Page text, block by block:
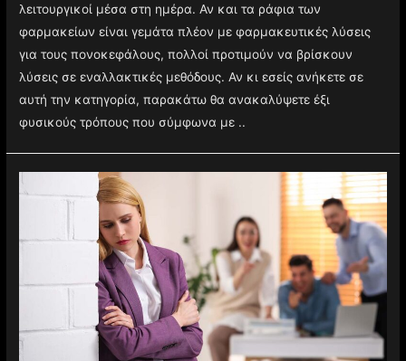
λειτουργικοί μέσα στη ημέρα. Αν και τα ράφια των
φαρμακείων είναι γεμάτα πλέον με φαρμακευτικές λύσεις
για τους πονοκεφάλους, πολλοί προτιμούν να βρίσκουν
λύσεις σε εναλλακτικές μεθόδους. Αν κι εσείς ανήκετε σε
αυτή την κατηγορία, παρακάτω θα ανακαλύψετε έξι
φυσικούς τρόπους που σύμφωνα με ..